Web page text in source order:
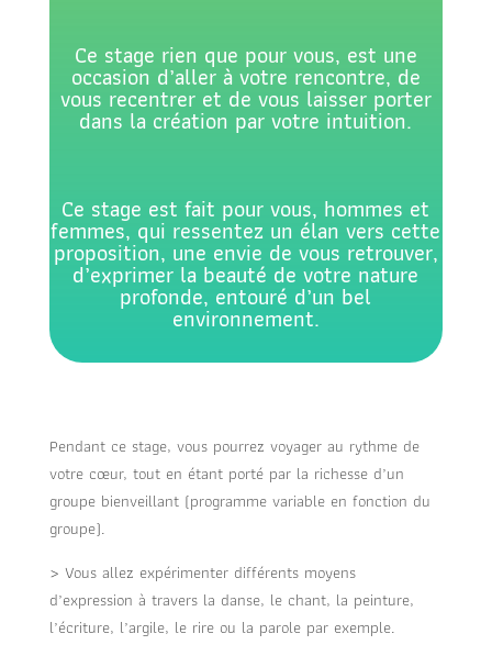
Ce stage rien que pour vous, est une
occasion d’aller à votre rencontre, de
vous recentrer et de vous laisser porter
dans la création par votre intuition.
Ce stage est fait pour vous, hommes et
femmes, qui ressentez un élan vers cette
proposition, une envie de vous retrouver,
d’exprimer la beauté de votre nature
profonde, entouré d’un bel
environnement.
Pendant ce stage, vous pourrez voyager au rythme de
votre cœur, tout en étant porté par la richesse d’un
groupe bienveillant (programme variable en fonction du
groupe).
> Vous allez expérimenter différents moyens
d’expression à travers la danse, le chant, la peinture,
l’écriture, l’argile, le rire ou la parole par exemple.